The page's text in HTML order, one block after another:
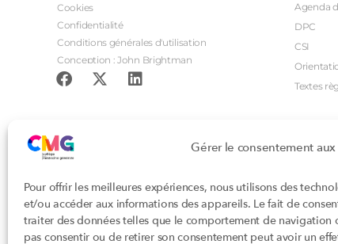
Gérer le consentement
Pour offrir les meilleures expériences, nous utilisons des
et/ou accéder aux informations des appareils. Le fait de
traiter des données telles que le comportement de navigation
pas consentir ou de retirer son consentement peut avoir un
Cookies
Confidentialité
Conditions générales d'utilisation
Conception : John Brightman
Agenda
DPC
CSI
Textes